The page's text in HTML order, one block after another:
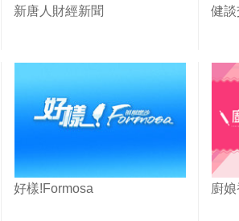
新唐人財經新聞 健
好樣!Formosa 廚